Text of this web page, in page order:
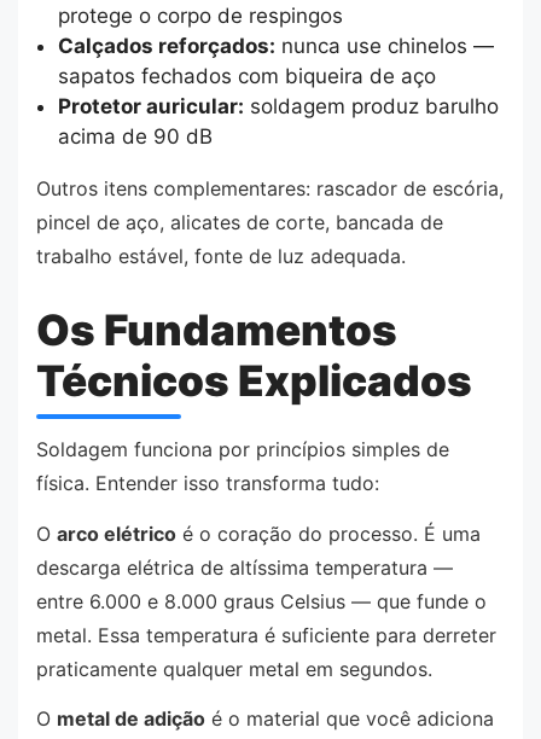
protege o corpo de respingos
Calçados reforçados: nunca use chinelos —
sapatos fechados com biqueira de aço
Protetor auricular: soldagem produz barulho
acima de 90 dB
Outros itens complementares: rascador de escória,
pincel de aço, alicates de corte, bancada de
trabalho estável, fonte de luz adequada.
Os Fundamentos
Técnicos Explicados
Soldagem funciona por princípios simples de
física. Entender isso transforma tudo:
O arco elétrico é o coração do processo. É uma
descarga elétrica de altíssima temperatura —
entre 6.000 e 8.000 graus Celsius — que funde o
metal. Essa temperatura é suficiente para derreter
praticamente qualquer metal em segundos.
O metal de adição é o material que você adiciona